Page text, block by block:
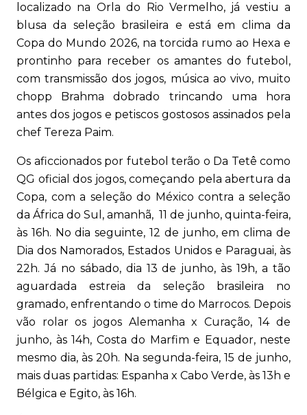
localizado na Orla do Rio Vermelho, já vestiu a
blusa da seleção brasileira e está em clima da
Copa do Mundo 2026, na torcida rumo ao Hexa e
prontinho para receber os amantes do futebol,
com transmissão dos jogos, música ao vivo, muito
chopp Brahma dobrado trincando uma hora
antes dos jogos e petiscos gostosos assinados pela
chef Tereza Paim.
Os aficcionados por futebol terão o Da Tetê como
QG oficial dos jogos, começando pela abertura da
Copa, com a seleção do México contra a seleção
da África do Sul, amanhã, 11 de junho, quinta-feira,
às 16h. No dia seguinte, 12 de junho, em clima de
Dia dos Namorados, Estados Unidos e Paraguai, às
22h. Já no sábado, dia 13 de junho, às 19h, a tão
aguardada estreia da seleção brasileira no
gramado, enfrentando o time do Marrocos. Depois
vão rolar os jogos Alemanha x Curação, 14 de
junho, às 14h, Costa do Marfim e Equador, neste
mesmo dia, às 20h. Na segunda-feira, 15 de junho,
mais duas partidas: Espanha x Cabo Verde, às 13h e
Bélgica e Egito, às 16h.